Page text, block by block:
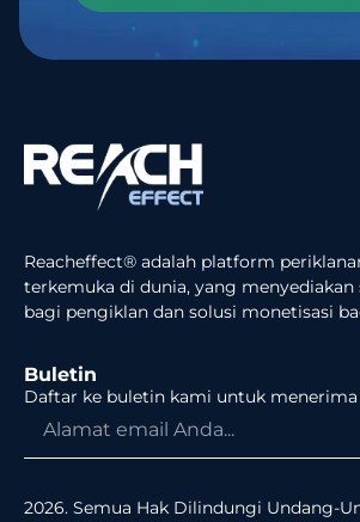
Reacheffect® adalah platform
terkemuka di dunia, yang menyediakan
bagi pengiklan dan solusi monetisasi
Buletin
Daftar ke buletin kami untuk
2026. Semua Hak Dilindungi Undang-